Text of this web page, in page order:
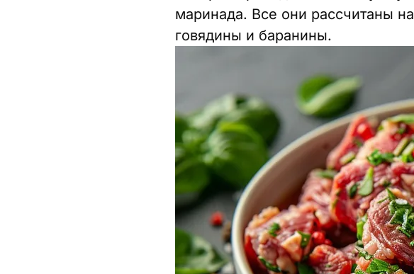
маринада. Все они рассчитаны
говядины и баранины.